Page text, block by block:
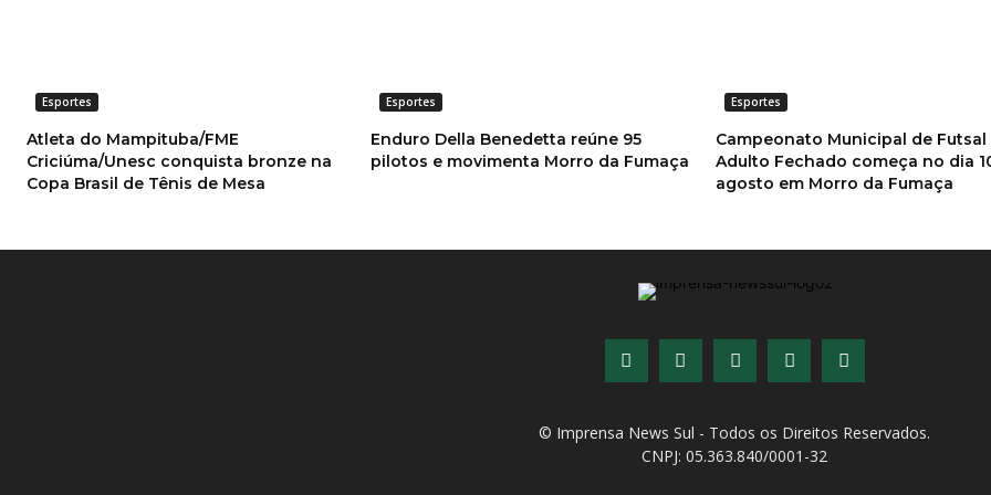
Esportes
Atleta do Mampituba/FME
Criciúma/Unesc conquista bronze na
Copa Brasil de Tênis de Mesa
Esportes
Enduro Della Benedetta reúne 95
pilotos e movimenta Morro da Fumaça
Esportes
Campeonato Municipal de Futsal
Adulto Fechado começa no dia
agosto em Morro da Fumaça
© Imprensa News Sul - Todos os Direitos Reservados.
CNPJ: 05.363.840/0001-32